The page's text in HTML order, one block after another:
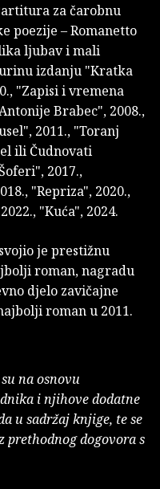
za čarobnu
poezije – Romanetto
ljubav i mali
izdanju "Kratka
"Zapisi i vremena
Brabec", 2008.,
2011., "Toranj
ili Čudnovati
2017.,
"Repriza", 2020.,
"Kuća", 2024.
je prestižnu
roman, nagradu
djelo zavičajne
roman u 2011.
na osnovu
i njihove dodatne
u sadržaj knjige, te se
prethodnog dogovora s